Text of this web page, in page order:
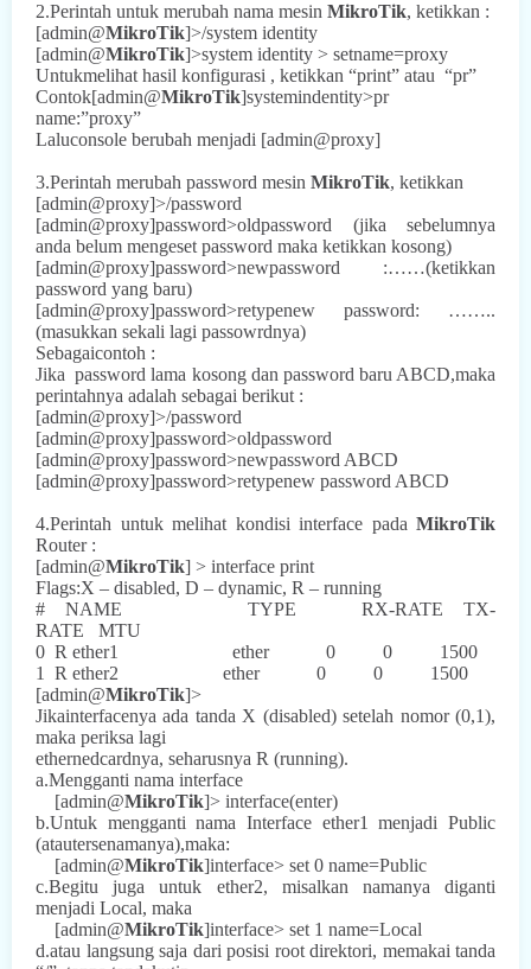
2.Perintah untuk merubah nama mesin MikroTik, ketikkan :
[admin@MikroTik]>/system identity
[admin@MikroTik]>system identity > setname=proxy
Untukmelihat hasil konfigurasi , ketikkan “print” atau “pr”
Contok[admin@MikroTik]systemindentity>pr
name:”proxy”
Laluconsole berubah menjadi [admin@proxy]
3.Perintah merubah password mesin MikroTik, ketikkan
[admin@proxy]>/password
[admin@proxy]password>oldpassword (jika sebelumnya
anda belum mengeset password maka ketikkan kosong)
[admin@proxy]password>newpassword :……(ketikkan
password yang baru)
[admin@proxy]password>retypenew password: ……..
(masukkan sekali lagi passowrdnya)
Sebagaicontoh :
Jika password lama kosong dan password baru ABCD,maka
perintahnya adalah sebagai berikut :
[admin@proxy]>/password
[admin@proxy]password>oldpassword
[admin@proxy]password>newpassword ABCD
[admin@proxy]password>retypenew password ABCD
4.Perintah untuk melihat kondisi interface pada MikroTik
Router :
[admin@MikroTik] > interface print
Flags:X – disabled, D – dynamic, R – running
#
NAME TYPE RX-RATE
TX-
RATE
MTU
0 R ether1 ether 0 0
1500
1
R ether2 ether 0 0
1500
[admin@MikroTik]>
Jikainterfacenya ada tanda X (disabled) setelah nomor (0,1),
maka periksa lagi
ethernedcardnya, seharusnya R (running).
a.Mengganti nama interface
[admin@MikroTik]> interface(enter)
b.Untuk mengganti nama Interface ether1 menjadi Public
(atautersenamanya),maka:
[admin@MikroTik]interface> set 0 name=Public
c.Begitu juga untuk ether2, misalkan namanya diganti
menjadi Local, maka
[admin@MikroTik]interface> set 1 name=Local
d.atau langsung saja dari posisi root direktori, memakai tanda